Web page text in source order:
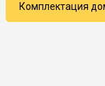
Комплектация